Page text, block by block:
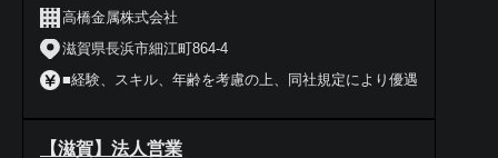
高橋金属株式会社
滋賀県長浜市細江町864-4
■経験、スキル、年齢を考慮の上、同社規定により優遇
【滋賀】法人営業